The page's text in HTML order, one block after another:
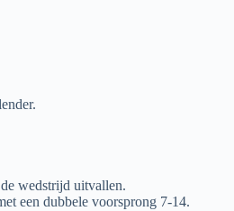
wedstrijd uitvallen.
een dubbele voorsprong 7-14.